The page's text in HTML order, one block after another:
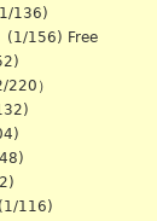
136)
(1/156) Free
220）
116)